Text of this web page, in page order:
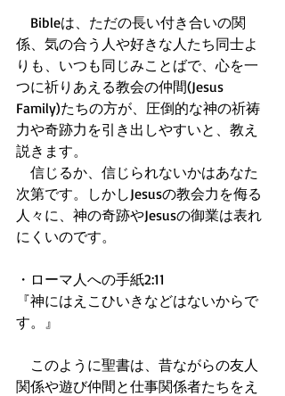
Bibleは、ただの長い付き合いの関
係、気の合う人や好きな人たち同士よ
りも、いつも同じみことばで、心を一
つに祈りあえる教会の仲間(Jesus
Family)たちの方が、圧倒的な神の祈祷
力や奇跡力を引き出しやすいと、教え
説きます。
信じるか、信じられないかはあなた
次第です。しかしJesusの教会力を侮る
人々に、神の奇跡やJesusの御業は表れ
にくいのです。
・ローマ人への手紙2:11
『神にはえこひいきなどはないからで
す。』
このように聖書は、昔ながらの友人
関係や遊び仲間と仕事関係者たちをえ